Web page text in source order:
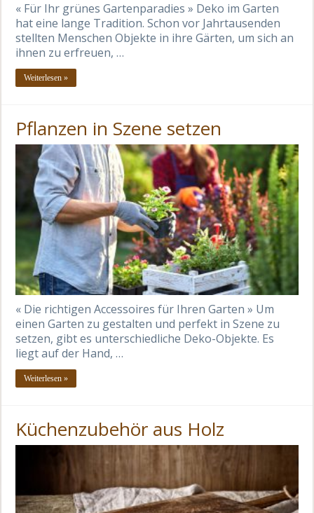
« Für Ihr grünes Gartenparadies » Deko im Garten
hat eine lange Tradition. Schon vor Jahrtausenden
stellten Menschen Objekte in ihre Gärten, um sich an
ihnen zu erfreuen, …
Weiterlesen »
Pflanzen in Szene setzen
« Die richtigen Accessoires für Ihren Garten » Um
einen Garten zu gestalten und perfekt in Szene zu
setzen, gibt es unterschiedliche Deko-Objekte. Es
liegt auf der Hand, …
Weiterlesen »
Küchenzubehör aus Holz